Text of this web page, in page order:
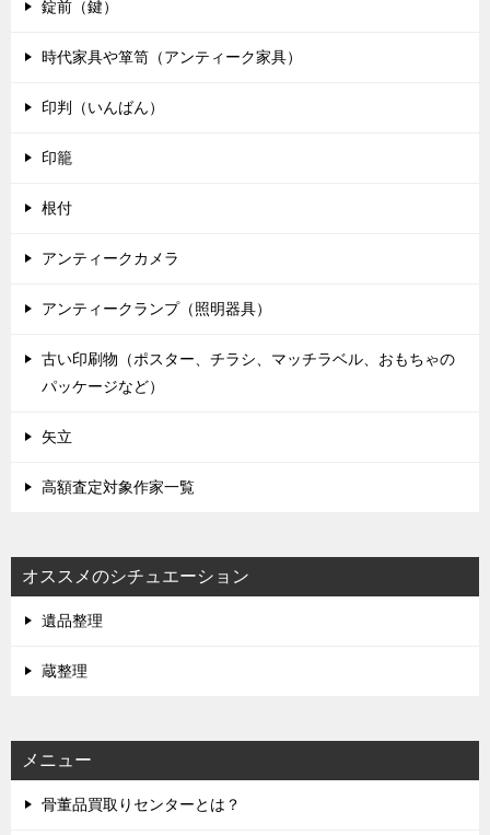
錠前（鍵）
時代家具や箪笥（アンティーク家具）
印判（いんばん）
印籠
根付
アンティークカメラ
アンティークランプ（照明器具）
古い印刷物（ポスター、チラシ、マッチラベル、おもちゃの
パッケージなど）
矢立
高額査定対象作家一覧
オススメのシチュエーション
遺品整理
蔵整理
メニュー
骨董品買取りセンターとは？